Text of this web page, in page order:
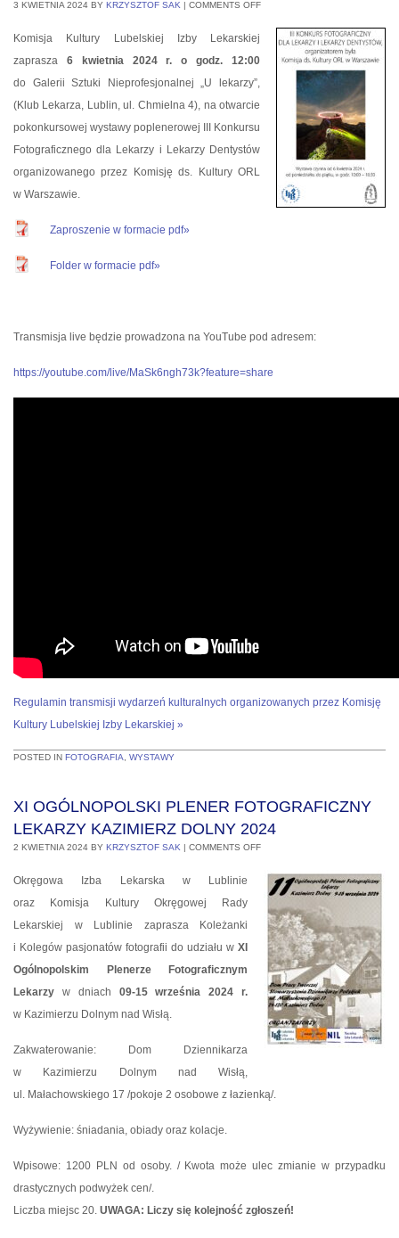
3 KWIETNIA 2024 BY KRZYSZTOF SAK | COMMENTS OFF
Komisja Kultury Lubelskiej Izby Lekarskiej
zaprasza 6 kwietnia 2024 r. o godz. 12:00
do Galerii Sztuki Nieprofesjonalnej „U lekarzy”,
(Klub Lekarza, Lublin, ul. Chmielna 4), na otwarcie
pokonkursowej wystawy poplenerowej III Konkursu
Fotograficznego dla Lekarzy i Lekarzy Dentystów
organizowanego przez Komisję ds. Kultury ORL
w Warszawie.
Zaproszenie w formacie pdf»
Folder w formacie pdf»
Transmisja live będzie prowadzona na YouTube pod adresem:
https://youtube.com/live/MaSk6ngh73k?feature=share
Regulamin transmisji wydarzeń kulturalnych organizowanych przez Komisję
Kultury Lubelskiej Izby Lekarskiej »
POSTED IN FOTOGRAFIA, WYSTAWY
XI OGÓLNOPOLSKI PLENER FOTOGRAFICZNY
LEKARZY KAZIMIERZ DOLNY 2024
2 KWIETNIA 2024 BY KRZYSZTOF SAK | COMMENTS OFF
Okręgowa Izba Lekarska w Lublinie
oraz Komisja Kultury Okręgowej Rady
Lekarskiej w Lublinie zaprasza Koleżanki
i Kolegów pasjonatów fotografii do udziału w XI
Ogólnopolskim Plenerze Fotograficznym
Lekarzy w dniach 09-15 września 2024 r.
w Kazimierzu Dolnym nad Wisłą.
Zakwaterowanie: Dom Dziennikarza
w Kazimierzu Dolnym nad Wisłą,
ul. Małachowskiego 17 /pokoje 2 osobowe z łazienką/.
Wyżywienie: śniadania, obiady oraz kolacje.
Wpisowe: 1200 PLN od osoby. / Kwota może ulec zmianie w przypadku
drastycznych podwyżek cen/.
Liczba miejsc 20. UWAGA: Liczy się kolejność zgłoszeń!